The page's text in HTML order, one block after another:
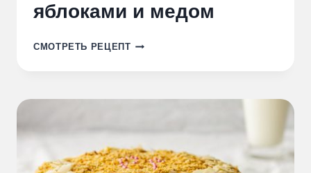
яблоками и медом
СМОТРЕТЬ РЕЦЕПТЗАПЕЧЕННАЯ
И